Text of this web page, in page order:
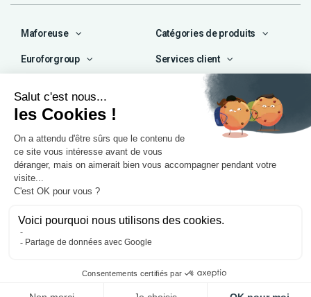
Maforeuse Catégories de produits
Euroforgroup Services client
contact@maforeuse.com
Siège social et atelier
Chassieu (69)
55 rue Ampère
91250 Tigery